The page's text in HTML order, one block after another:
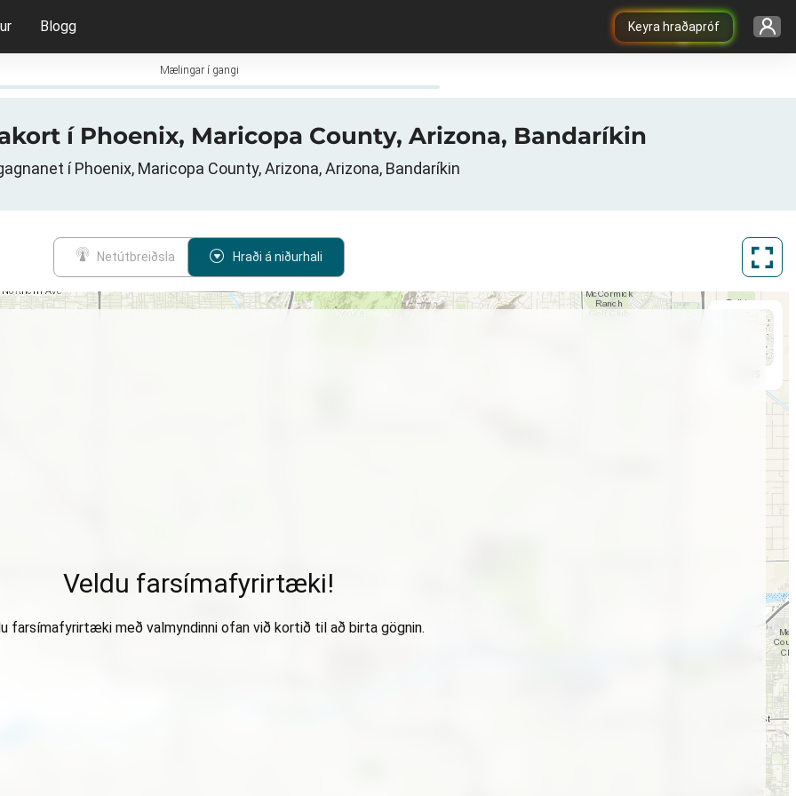
Keyra hraðapróf
Blogg
Mælingar í gangi
í Phoenix, Maricopa County, Arizona, Bandaríkin
í Phoenix, Maricopa County, Arizona, Arizona, Bandaríkin
Netútbreiðsla Hraði á niðurhali
Veldu farsímafyrirtæki!
farsímafyrirtæki með valmyndinni ofan við kortið til að birta gögnin.